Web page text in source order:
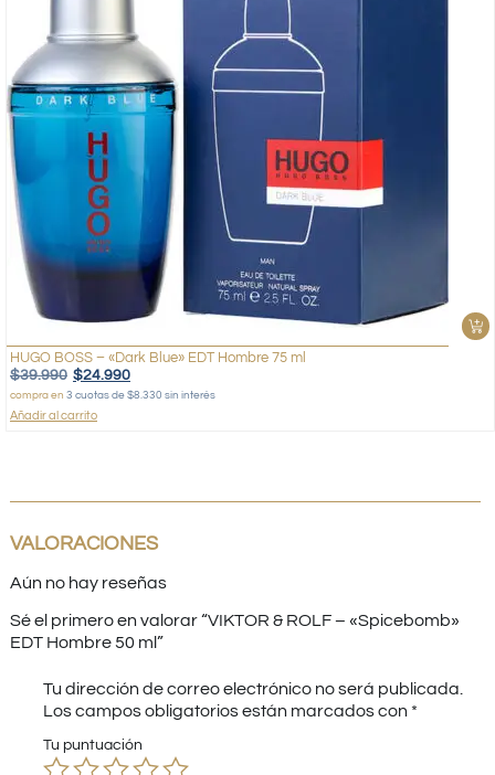
HUGO BOSS – «Dark Blue» EDT Hombre 75 ml
$39.990 $24.990
compra en 3 cuotas de $8.330 sin interés
Añadir al carrito
VALORACIONES
Aún no hay reseñas
Sé el primero en valorar “VIKTOR & ROLF – «Spicebomb»
EDT Hombre 50 ml”
Tu dirección de correo electrónico no será publicada.
Los campos obligatorios están marcados con *
Tu puntuación